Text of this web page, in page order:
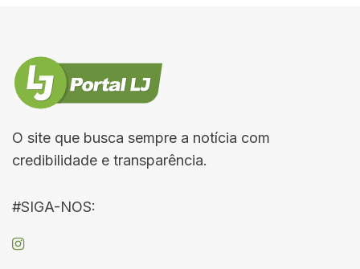
O site que busca sempre a notícia com
credibilidade e transparência.
#SIGA-NOS: